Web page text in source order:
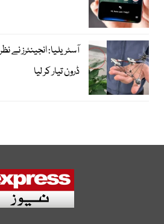
آسٹریلیا: انجینئرز نے
ڈرون تیار کر لیا